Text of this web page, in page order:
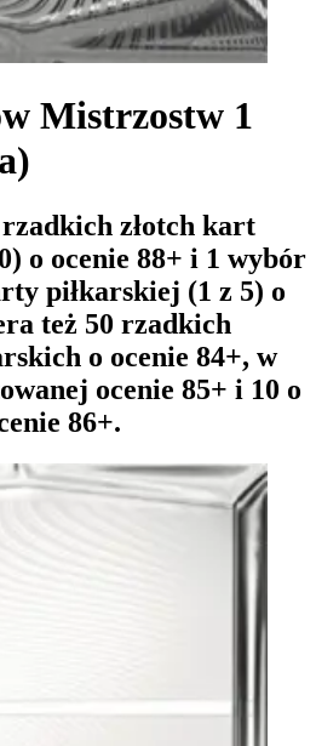
Mistrzostw 1
złotch kart
o ocenie 88+ i 1 wybór
piłkarskiej (1 z 5) o
też 50 rzadkich
o ocenie 84+, w
ocenie 85+ i 10 o
86+.